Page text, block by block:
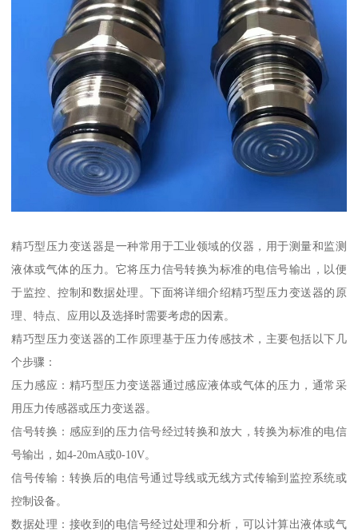
精巧型压力变送器是一种常用于工业领域的仪器，用于测量和监测
液体或气体的压力。它将压力信号转换为标准的电信号输出，以便
于监控、控制和数据处理。下面将详细介绍精巧型压力变送器的原
理、特点、应用以及选择时需要考虑的因素。
精巧型压力变送器的工作原理基于压力传感技术，主要包括以下几
个步骤：
压力感应：精巧型压力变送器通过感应液体或气体的压力，通常采
用压力传感器或压力变送器。
信号转换：感应到的压力信号经过转换和放大，转换为标准的电信
号输出，如4-20mA或0-10V。
信号传输：转换后的电信号通过导线或无线方式传输到监控系统或
控制设备。
数据处理：接收到的电信号经过处理和分析，可以计算出液体或气